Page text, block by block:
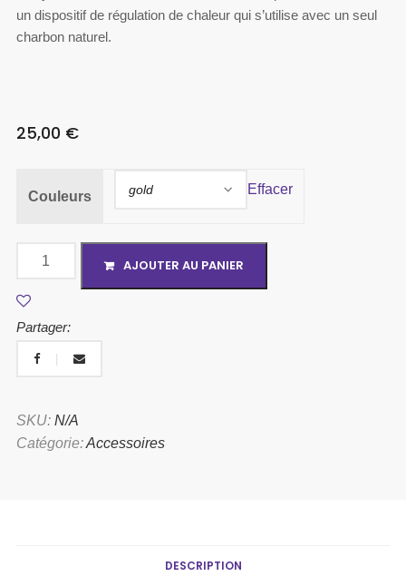
un dispositif de régulation de chaleur qui s’utilise avec un seul
charbon naturel.
25,00 €
Couleurs Effacer
AJOUTER AU PANIER
Partager:
SKU: N/A
Catégorie:Accessoires
DESCRIPTION